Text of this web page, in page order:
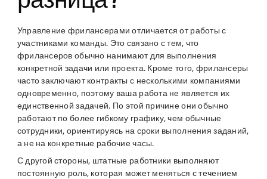
Управление фрилансерами отличается от работы с
участниками команды. Это связано с тем, что
фрилансеров обычно нанимают для выполнения
конкретной задачи или проекта. Кроме того, фрилансеры
часто заключают контракты с несколькими компаниями
одновременно, поэтому ваша работа не является их
единственной задачей. По этой причине они обычно
работают по более гибкому графику, чем обычные
сотрудники, ориентируясь на сроки выполнения заданий,
а не на конкретные рабочие часы.
С другой стороны, штатные работники выполняют
постоянную роль, которая может меняться с течением